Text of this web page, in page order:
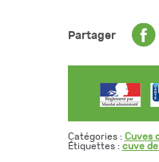
Partager
Catégories : Cuves
Étiquettes : cuve